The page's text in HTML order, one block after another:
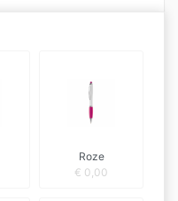
Roze
€ 0,00